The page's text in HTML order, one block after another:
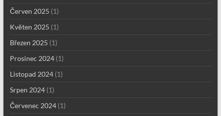
Červen 2025 (1)
Květen 2025 (1)
Březen 2025 (1)
Prosinec 2024(1)
Listopad 2024(1)
Srpen 2024(1)
Červenec 2024(1)